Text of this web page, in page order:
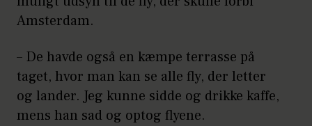
Amsterdam.
– De havde også en kæmpe terrasse på
taget, hvor man kan se alle fly, der letter
og lander. Jeg kunne sidde og drikke kaffe,
mens han sad og optog flyene.